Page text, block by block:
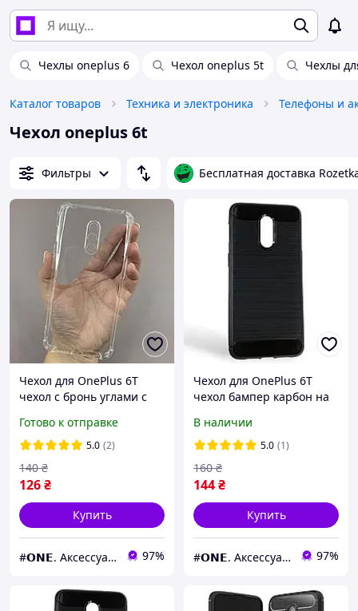
Чехлы oneplus 6 Чехол oneplus 5t Чехлы
Каталог товаров Техника и электроника Телефоны и
Чехол oneplus 6t
Фильтры Бесплатная доставка
Чехол для OnePlus 6T
чехол с бронь углами с
телефон ван плюс 6т
прозрачный ttp
Готово к отправке
5.0 (2)
126₴
140 ₴
Купить
#𝗢𝗡𝗘. Аксессуары к смартфонам 97%
Чехол для OnePlus 6T
чехол бампер карбон на
черный pls
В наличии
5.0 (1)
144₴
160 ₴
Купить
#𝗢𝗡𝗘. Аксессуары к смартфонам 97%